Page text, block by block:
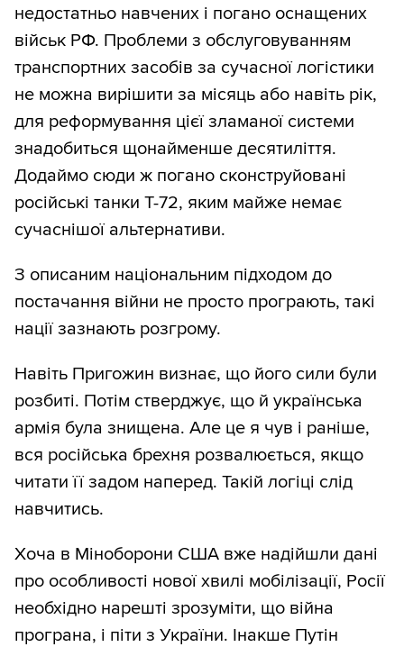
недостатньо навчених і погано оснащених
військ РФ. Проблеми з обслуговуванням
транспортних засобів за сучасної логістики
не можна вирішити за місяць або навіть рік,
для реформування цієї зламаної системи
знадобиться щонайменше десятиліття.
Додаймо сюди ж погано сконструйовані
російські танки Т-72, яким майже немає
сучаснішої альтернативи.
З описаним національним підходом до
постачання війни не просто програють, такі
нації зазнають розгрому.
Навіть Пригожин визнає, що його сили були
розбиті. Потім стверджує, що й українська
армія була знищена. Але це я чув і раніше,
вся російська брехня розвалюється, якщо
читати її задом наперед. Такій логіці слід
навчитись.
Хоча в Міноборони США вже надійшли дані
про особливості нової хвилі мобілізації, Росії
необхідно нарешті зрозуміти, що війна
програна, і піти з України. Інакше Путін